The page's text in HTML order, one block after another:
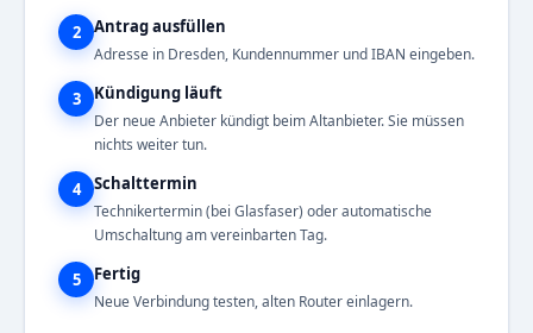
2 Antrag ausfüllen
Adresse in Dresden, Kundennummer und IBAN eingeben.
3 Kündigung läuft
Der neue Anbieter kündigt beim Altanbieter. Sie müssen
nichts weiter tun.
4 Schalttermin
Technikertermin (bei Glasfaser) oder automatische
Umschaltung am vereinbarten Tag.
5 Fertig
Neue Verbindung testen, alten Router einlagern.